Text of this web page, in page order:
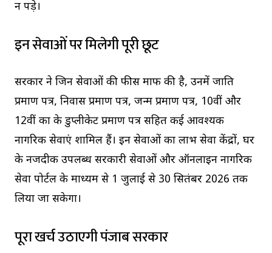
न पड़े।
इन सेवाओं पर मिलेगी पूरी छूट
सरकार ने जिन सेवाओं की फीस माफ की है, उनमें जाति
प्रमाण पत्र, निवास प्रमाण पत्र, जन्म प्रमाण पत्र, 10वीं और
12वीं कक्षा के डुप्लीकेट प्रमाण पत्र सहित कई आवश्यक
नागरिक सेवाएं शामिल हैं। इन सेवाओं का लाभ सेवा केंद्रों, घर
के नजदीक उपलब्ध सरकारी सेवाओं और ऑनलाइन नागरिक
सेवा पोर्टल के माध्यम से 1 जुलाई से 30 सितंबर 2026 तक
लिया जा सकेगा।
पूरा खर्च उठाएगी पंजाब सरकार